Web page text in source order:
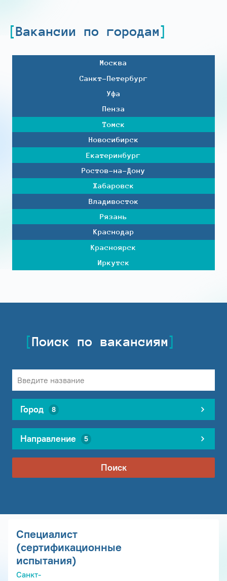
Вакансии по городам
Москва
Санкт-Петербург
Уфа
Пенза
Томск
Новосибирск
Екатеринбург
Ростов-на-Дону
Хабаровск
Владивосток
Рязань
Краснодар
Красноярск
Иркутск
Поиск по вакансиям
Город 8
Направление 5
Поиск
Специалист
(сертификационные
испытания)
Санкт-